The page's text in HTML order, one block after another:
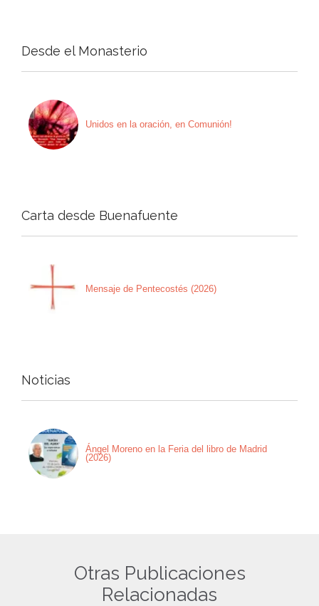
Desde el Monasterio
Unidos en la oración, en Comunión!
Carta desde Buenafuente
Mensaje de Pentecostés (2026)
Noticias
Ángel Moreno en la Feria del libro de Madrid
(2026)
Otras Publicaciones
Relacionadas